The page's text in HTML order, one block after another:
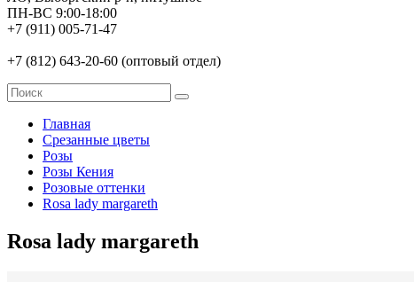
ПН-ВС 9:00-18:00
+7 (911) 005-71-47
+7 (812) 643-20-60 (оптовый отдел)
Главная
Срезанные цветы
Розы
Розы Кения
Розовые оттенки
Rosa lady margareth
Rosa lady margareth